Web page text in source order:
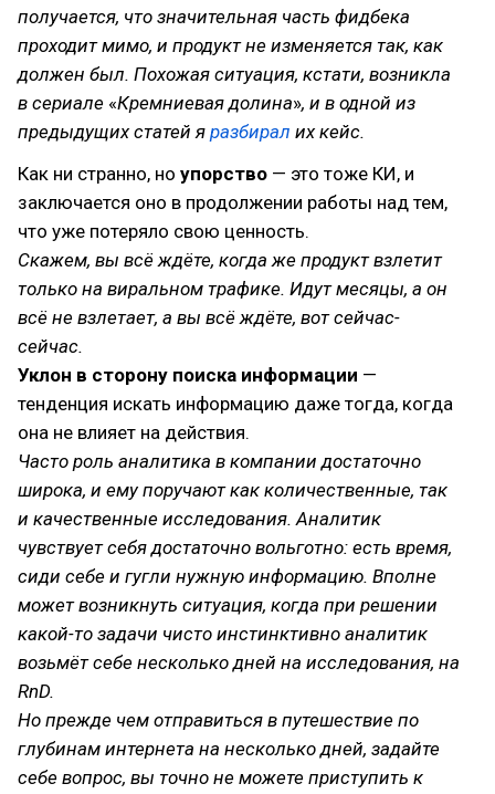
получается, что значительная часть фидбека
проходит мимо, и продукт не изменяется так, как
должен был. Похожая ситуация, кстати, возникла
в сериале «Кремниевая долина», и в одной из
предыдущихстатей я разбирал их кейс.
Как ни странно, но упорство — это тоже КИ, и
заключается оно в продолжении работы над тем,
что уже потеряло свою ценность.
Скажем, вы всё ждёте, когда же продукт взлетит
только на виральном трафике. Идут месяцы, а он
всё не взлетает, а вы всё ждёте, вот сейчас-
сейчас.
Уклон в сторону поиска информации —
тенденция искать информацию даже тогда, когда
она не влияет на действия.
Часто роль аналитика в компании достаточно
широка, и ему поручают как количественные, так
и качественные исследования. Аналитик
чувствует себя достаточно вольготно: есть время,
сиди себе и гугли нужную информацию. Вполне
может возникнуть ситуация, когда при решении
какой-то задачи чисто инстинктивно аналитик
возьмёт себе несколько дней на исследования, на
RnD.
Но прежде чем отправиться в путешествие по
глубинам интернета на несколько дней, задайте
себе вопрос, вы точно не можете приступить к